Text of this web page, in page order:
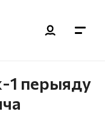
1 перыяду